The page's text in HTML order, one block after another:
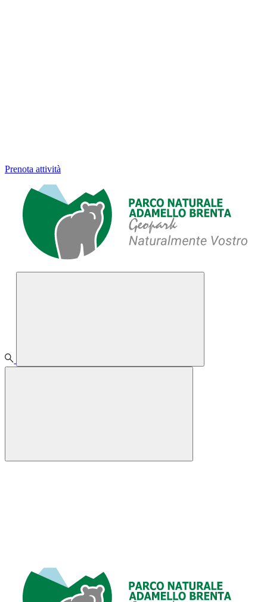
Prenota attività